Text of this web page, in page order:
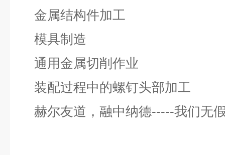
金属结构件加工
模具制造
通用金属切削作业
装配过程中的螺钉头部加工
赫尔友道，融中纳德-----我们无